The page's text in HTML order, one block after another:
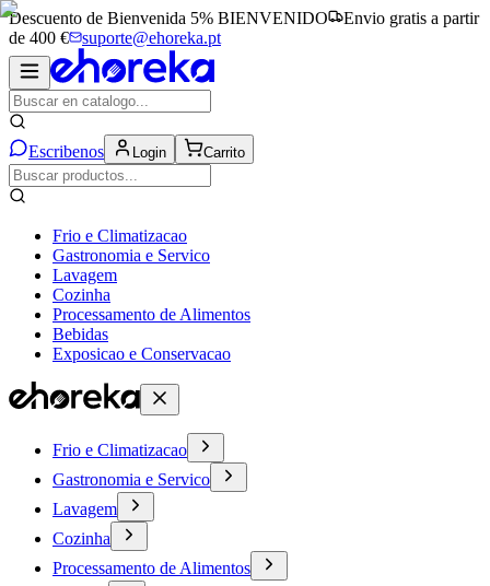
Descuento de Bienvenida 5% BIENVENIDO
Envio gratis a partir
de 400 €
suporte@ehoreka.pt
Escribenos Login Carrito
Frio e Climatizacao
Gastronomia e Servico
Lavagem
Cozinha
Processamento de Alimentos
Bebidas
Exposicao e Conservacao
Frio e Climatizacao
Gastronomia e Servico
Lavagem
Cozinha
Processamento de Alimentos